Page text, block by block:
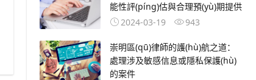
能性評(píng)估與合理預(yù)期提供
2024-03-19
943
崇明區(qū)律師的護(hù)航之道：
處理涉及敏感信息或隱私保護(hù)
的案件